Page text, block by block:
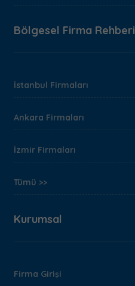
Bölgesel Firma Rehberi
İstanbul Firmaları
Ankara Firmaları
İzmir Firmaları
Tümü >>
Kurumsal
Firma Girişi